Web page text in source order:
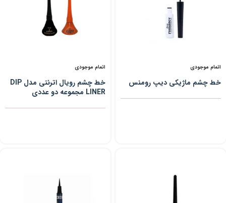
اتمام موجودی
خط چشم ماژیکی دیپ رومنس
اتمام موجودی
خط چشم رویال اترنتی مدل DIP
LINER مجموعه دو عددی